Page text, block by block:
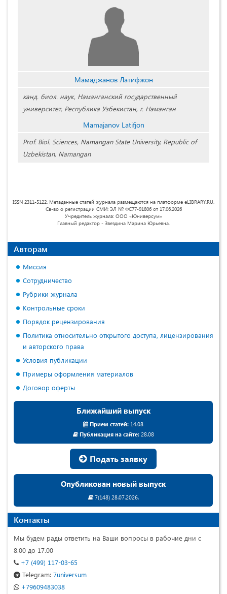
Мамаджанов Латифжон
канд. биол. наук, Наманганский государственный
университет, Республика Узбекистан, г. Наманган
Mamajanov Latifjon
Prof. Biol. Sciences, Namangan State University, Republic of
Uzbekistan, Namangan
ISSN 2311-5122. Метаданные статей журнала размещаются на платформе eLIBRARY.RU.
Св-во о регистрации СМИ: ЭЛ № ФС77-91806 от 17.06.2026
Учредитель журнала: ООО «Юниверсум»
Главный редактор - Звездина Марина Юрьевна.
Авторам
Миссия
Сотрудничество
Рубрики журнала
Контрольные сроки
Порядок рецензирования
Политика относительно открытого доступа, лицензирования
и авторского права
Условия публикации
Примеры оформления материалов
Договор оферты
Ближайший выпуск
Прием статей: 14.08
Публикация на сайте:28.08
Подать заявку
Опубликован новый выпуск
7(148) 28.07.2026.
Контакты
Мы будем рады ответить на Ваши вопросы в рабочие дни с
8.00 до 17.00
+7 (499) 117-03-65
Telegram: 7universum
+79609483038